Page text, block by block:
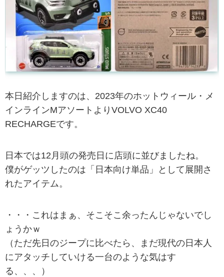
本日紹介しますのは、2023年のホットウィール・メ
インラインMアソートよりVOLVO XC40
RECHARGEです。
日本では12月頭の発売日に店頭に並びましたね。
僕がゲッツしたのは「日本向け単品」として展開さ
れたアイテム。
・・・これはまぁ、そこそこ余ったんじゃないでし
ょうかｗ
（ただ先日のジープに比べたら、まだ現代の日本人
にアタッチしていける一台のような気はす
る、、、）